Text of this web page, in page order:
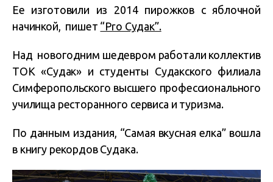
Ее изготовили из 2014 пирожков с яблочной
начинкой, пишет “Pro Судак”.
Над новогодним шедевром работали коллектив
ТОК «Судак» и студенты Судакского филиала
Симферопольского высшего профессионального
училища ресторанного сервиса и туризма.
По данным издания, “Самая вкусная елка” вошла
в книгу рекордов Судака.